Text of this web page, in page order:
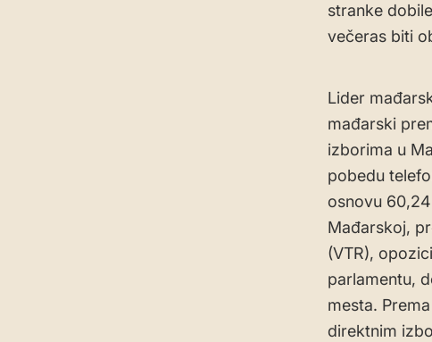
stranke
večeras biti
Lider
mađarski
izborima u
pobedu
osnovu
Mađarskoj,
(VTR),
parlamentu,
mesta.
direktnim